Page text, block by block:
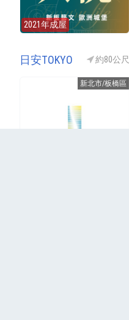
2021年成屋
日安TOKYO 約80公尺
新北市/板橋區